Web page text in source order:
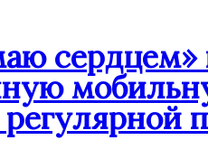
сердцем»